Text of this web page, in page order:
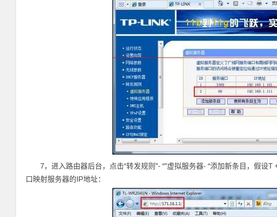
7，进入路由器后台，点击“转发规则”- “”虚拟服务器- “添加新条目，假设
口映射服务器的IP地址：